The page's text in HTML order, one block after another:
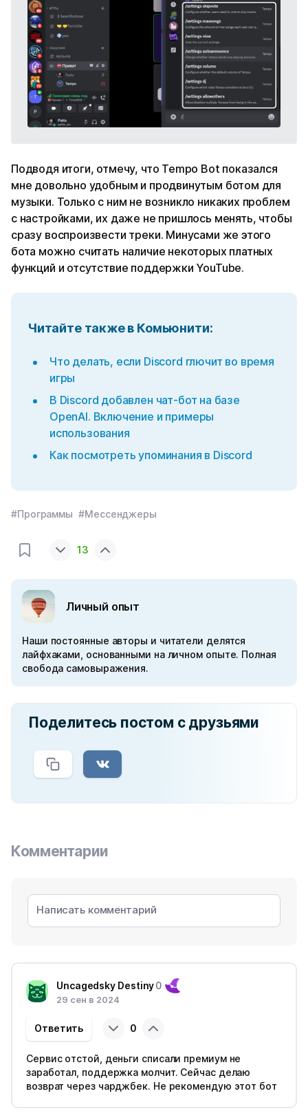
Подводя итоги, отмечу, что Tempo Bot показался
мне довольно удобным и продвинутым ботом для
музыки. Только с ним не возникло никаких проблем
с настройками, их даже не пришлось менять, чтобы
сразу воспроизвести треки. Минусами же этого
бота можно считать наличие некоторых платных
функций и отсутствие поддержки YouTube.
Читайте также в Комьюнити:
Что делать, если Discord глючит во время
игры
В Discord добавлен чат-бот на базе
OpenAI. Включение и примеры
использования
Как посмотреть упоминания в Discord
#Программы #Мессенджеры
13
Личный опыт
Наши постоянные авторы и читатели делятся
лайфхаками, основанными на личном опыте. Полная
свобода самовыражения.
Поделитесь постом с друзьями
Комментарии
Uncagedsky Destiny0
29 сен в 2024
0
Ответить
Сервис отстой, деньги списали премиум не
заработал, поддержка молчит. Сейчас делаю
возврат через чарджбек. Не рекомендую этот бот